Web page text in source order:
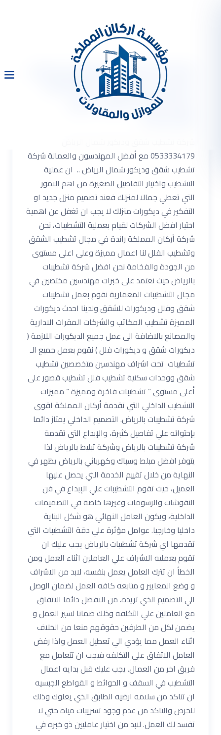
شركة تشطيب شقق وديكور
شمال الرياض 0533334179
مع أفضل المهندسون
والعمالة
0533334179 مع أفضل المهندسون والعمالة شركة
تشطيب شقق وديكور شمال الرياض .. ان عملية
التشطيب واختيار التفاصيل الصغيرة من اهم الامور
التي تعطي جمالا لمنزلك فعند تصميم منزل جديد او
التفكير في ديكورات منزلك لا يجب ان تغفل عن اهمية
اختيار افضل الشركات لقيام بعملية التشطيبات، نحن
شركة أركان المملكة رائدة في مجال تشطيب الشقق
وتشطيب الفلل لنا اعمال مميزة وعلى اعلى مستوى
من الجودة والفخامة نحن افضل شركة تشطيبات
بالرياض حيث نعتمد على خبرات مهندسين مختصين في
مجال التشطيبات المعمارية نقوم بعمل تشطيبات
شقق وفلل وديكورات للشقق ولدينا احدث ديكورات
المميزة تشطيب المكاتب والشركات المقرات الادارية
والمصانع بالاضافة الى عمل جميع الديكورات اللازمة (
ديكورات شقق و ديكورات فلل ) نقوم بعمل جميع الـ
تشطيبات تحت اشراف مهندسين متخصصين تشطيب
شقق ووحدات سكنية تشطيب فلل تشطيب قصور على
أعلى مستوى ” تشطيبات فاخرة ومميزة “ مميزات
التشطيب الداخلي التي تقدمة أركان المملكة اقوى
شركة تشطيبات بالرياض. التصميم الداخلي يمتاز دائما
بإحتوائه علي تفاصيل كثيرة، والإبداع التي تقدمة
شركة تشطيبات بالرياض وشركة تبليط بالرياض لذا
يتوفر افضل مبلط وسباك وكهربائي بالرياض يظهر في
النهاية من خلال تقييم الخدمة التي يحصل عليها
العميل، حيث تقوم التشطيبات علي الإبداع في فن
النقوشات والرسومات وغيرها خاصة في التصميمات
الداخلية، ويكون العامل النهائي هو شكل البناية
داخليا وخارجيا. عوامل مؤثرة علي دقة التشطيبات التي
تقدمها اي شركة تشطيبات بالرياض يجب عليك ان
تقوم بعمليه الاشراف علي العاملين اثناء العمل ومن
الخطأ ان تترك العامل يعمل بنفسه، لابد من الاشراف
و وضع المعايير و متابعه كافه العمل لضمان الوصل
الي التصميم الذي تريده. من الافضل دائما الاتفاق
مع العاملين علي التكلفه وذلك ضمانا لسير العمل و
يضمن لكل من الطرفين حقوقهم منعا من الخلاف
اثناء العمل مما يؤدي الي تعطيل العمل واذا رفض
العامل الاتفاق علي التكلفه فيجب ان تتعامل مع
فريق اخر من العمال. يجب عليك قبل بدايه اعمال
التشطيب في السقف و الحوائط و القواطع الجبسيه
ان تتاكد من سلامه ارضيه الطابق الذي يعلوك وذلك
للحرص والتاكد من عدم وجود تسريبات مياه حتي لا
تفسد لك العمل. لابد من اختيار عامليين ذو خبره في